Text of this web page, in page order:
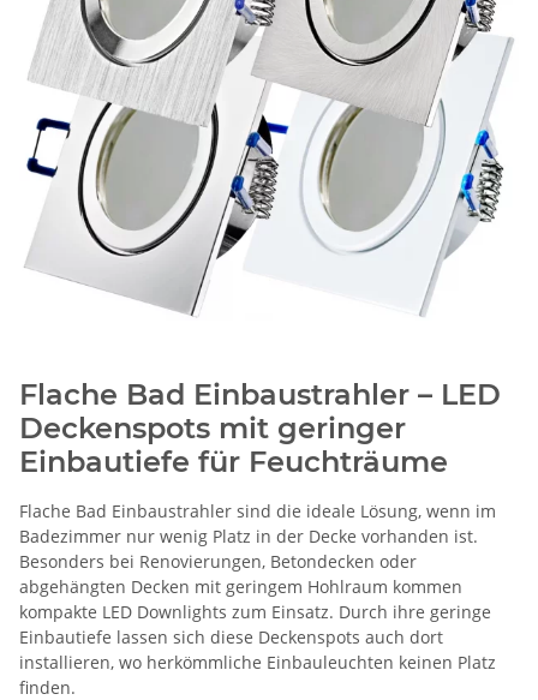
Flache Bad Einbaustrahler – LED
Deckenspots mit geringer
Einbautiefe für Feuchträume
Flache Bad Einbaustrahler sind die ideale Lösung, wenn im
Badezimmer nur wenig Platz in der Decke vorhanden ist.
Besonders bei Renovierungen, Betondecken oder
abgehängten Decken mit geringem Hohlraum kommen
kompakte LED Downlights zum Einsatz. Durch ihre geringe
Einbautiefe lassen sich diese Deckenspots auch dort
installieren, wo herkömmliche Einbauleuchten keinen Platz
finden.